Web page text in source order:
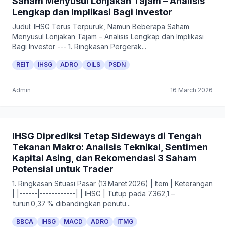
Lengkap dan Implikasi Bagi Investor
Judul: IHSG Terus Terpuruk, Namun Beberapa Saham
Menyusul Lonjakan Tajam – Analisis Lengkap dan Implikasi
Bagi Investor --- 1. Ringkasan Pergerak...
REIT IHSG ADRO OILS PSDN
Admin 16 March 2026
IHSG Diprediksi Tetap Sideways di Tengah
Tekanan Makro: Analisis Teknikal, Sentimen
Kapital Asing, dan Rekomendasi 3 Saham
Potensial untuk Trader
1. Ringkasan Situasi Pasar (13 Maret 2026) | Item | Keterangan
| |------|------------| | IHSG | Tutup pada 7.362,1 –
turun 0,37 % dibandingkan penutu...
BBCA IHSG MACD ADRO ITMG